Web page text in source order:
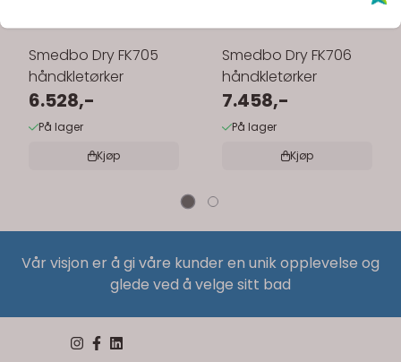
Smedbo Dry FK705
håndkletørker
6.528,-
På lager
Kjøp
Smedbo Dry FK706
håndkletørker
7.458,-
På lager
Kjøp
Vår visjon er å gi våre kunder en unik opplevelse og
glede ved å velge sitt bad